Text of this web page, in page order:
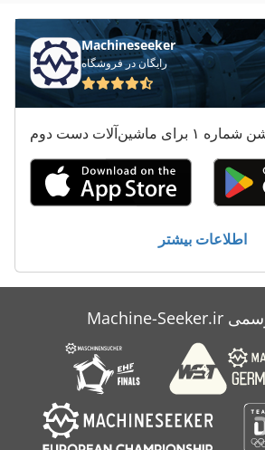
طرف چهار راه لودر
لودر
لودر جلو ايمونوكمي
لوله بلند
Machineseeker
رایگان در فروشگاه
اطلاعات بیشتر